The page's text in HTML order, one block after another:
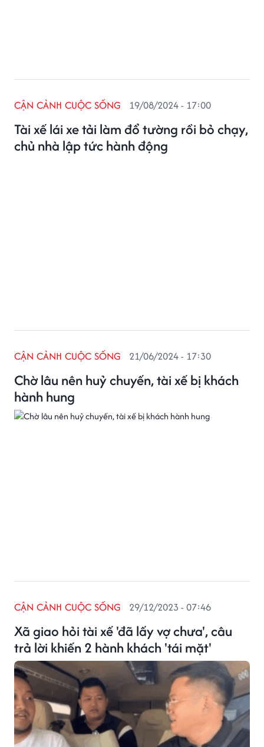
Tài xế lái xe tải làm đổ tường rồi bỏ chạy,
chủ nhà lập tức hành động
CẬN CẢNH CUỘC SỐNG 19/08/2024 - 17:00
Chờ lâu nên huỷ chuyến, tài xế bị khách
hành hung
CẬN CẢNH CUỘC SỐNG 21/06/2024 - 17:30
Xã giao hỏi tài xế 'đã lấy vợ chưa', câu
trả lời khiến 2 hành khách 'tái mặt'
CẬN CẢNH CUỘC SỐNG 29/12/2023 - 07:46